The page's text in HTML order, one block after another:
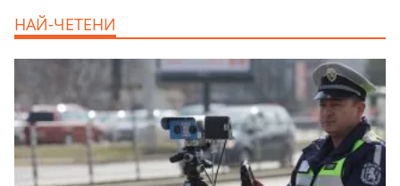
EUR
НАЙ-ЧЕТЕНИ